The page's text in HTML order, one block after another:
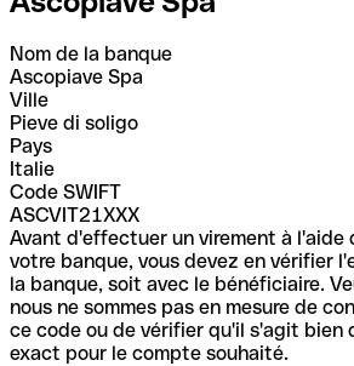
Nom de la banque
Ascopiave Spa
Ville
Pieve di soligo
Pays
Italie
Code SWIFT
ASCVIT21XXX
Avant d'effectuer un virement à l'aide
votre banque, vous devez en vérifier
la banque, soit avec le bénéficiaire.
nous ne sommes pas en mesure de
ce code ou de vérifier qu'il s'agit bien
exact pour le compte souhaité.